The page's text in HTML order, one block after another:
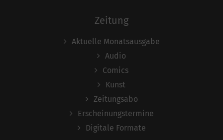
Zeitung
Aktuelle Monatsausgabe
Audio
Comics
Kunst
Zeitungsabo
Erscheinungstermine
Digitale Formate